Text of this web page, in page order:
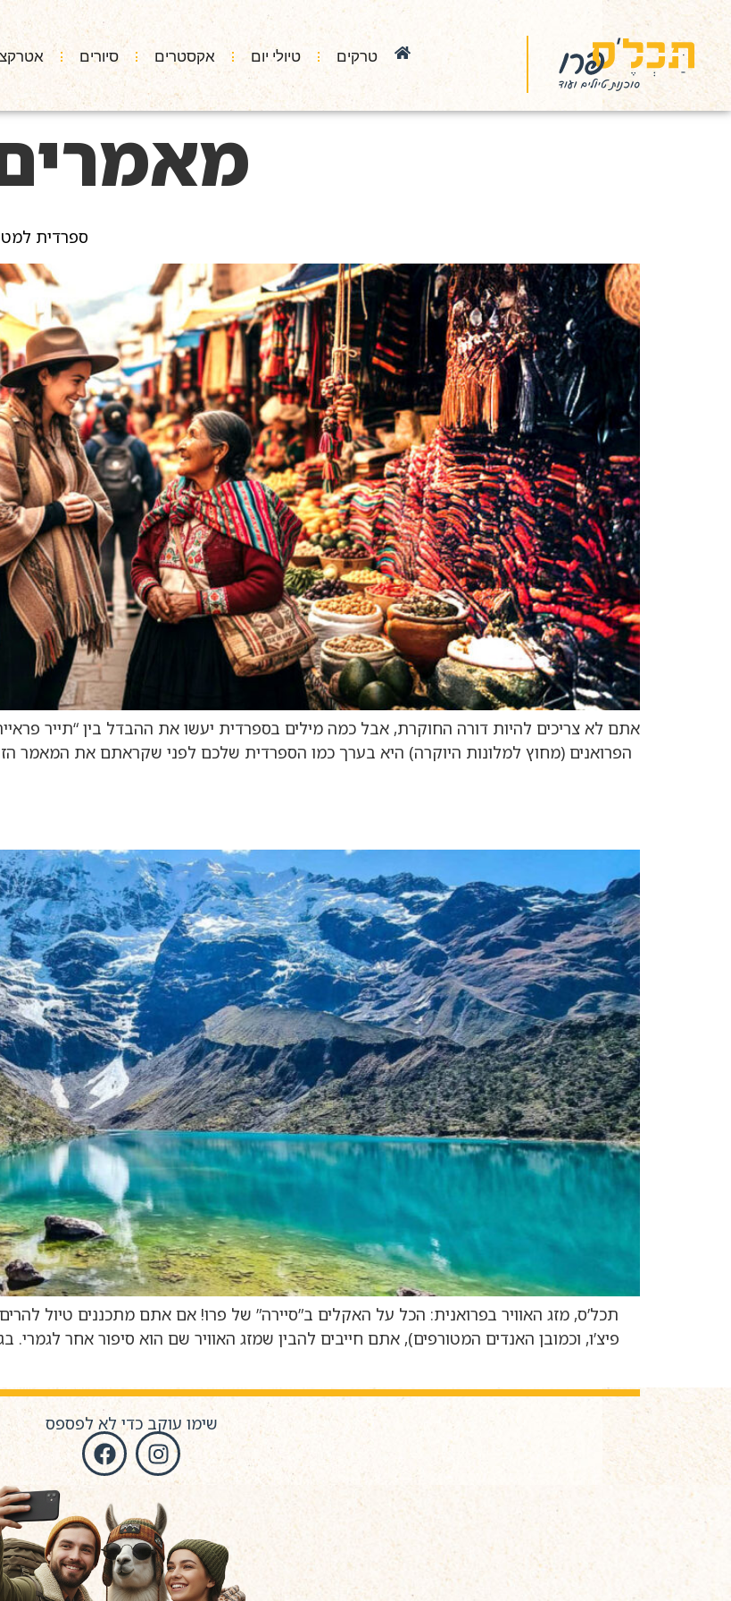
טרקים טיולי יום אקסטרים סיורים
ספרדית למטיילים: 50 ביטויים שיצילו אתכם
אתם לא צריכים להיות דורה החוקרת, אבל כמה מילים בספרדית יעשו את ההבדל בין “תייר
הפרואנים (מחוץ למלונות היוקרה) היא בערך כמו הספרדית שלכם לפני שקראתם את המאמר
תכל’ס, מזג האוויר בפרואנית: הכל על האקלים ב”סיירה” של פרו! אם אתם מתכננים טיול
פיצ’ו, וכמובן האנדים המטורפים), אתם חייבים להבין שמזג האוויר שם הוא סיפור אחר
שימו עוקב כדי לא לפספס